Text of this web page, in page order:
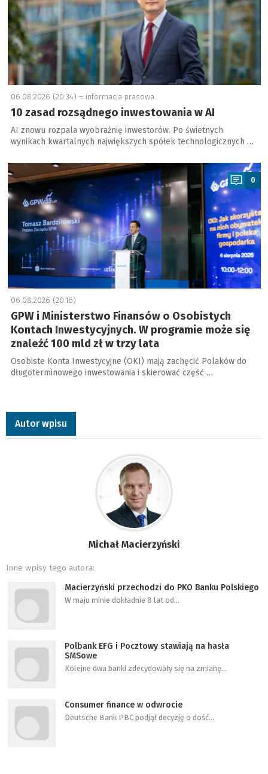
06.08.2026 (20:34) – informacja prasowa
10 zasad rozsądnego inwestowania w AI
AI znowu rozpala wyobraźnię inwestorów. Po świetnych
wynikach kwartalnych największych spółek technologicznych …
a
0
06.08.2026 (20:16)
GPW i Ministerstwo Finansów o Osobistych
Kontach Inwestycyjnych. W programie może się
znaleźć 100 mld zł w trzy lata
Osobiste Konta Inwestycyjne (OKI) mają zachęcić Polaków do
długoterminowego inwestowania i skierować część …
Autor wpisu
Michał Macierzyński
Inne wpisy tego autora:
Macierzyński przechodzi do PKO Banku Polskiego
W maju minie dokładnie 8 lat od…
Polbank EFG i Pocztowy stawiają na hasła
SMSowe
Kolejne dwa banki zdecydowały się na zmianę…
Consumer finance w odwrocie
Deutsche Bank PBC podjął decyzję o dość…